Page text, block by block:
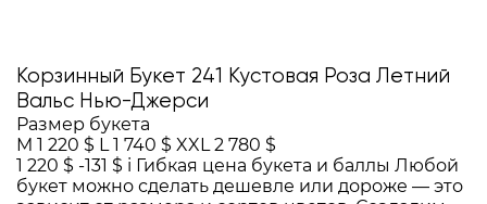
Корзинный Букет 241 Кустовая Роза Летний
Вальс Нью-Джерси
Размер букета
M 1 220 $ L 1 740 $ XXL 2 780 $
1 220 $ -131 $ i Гибкая цена букета и баллы Любой
букет можно сделать дешевле или дороже — это